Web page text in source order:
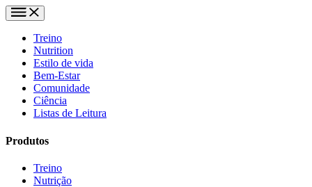
Treino
Nutrition
Estilo de vida
Bem-Estar
Comunidade
Ciência
Listas de Leitura
Produtos
Treino
Nutrição